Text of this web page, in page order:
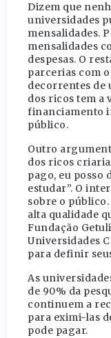
Dizem que
universidades
mensalidades.
mensalidades
despesas. O
parcerias com
decorrentes de
dos ricos tem a
financiamento
público.
Outro
dos ricos
pago, eu posso
estudar”. O
sobre o
alta qualidade
Fundação
Universidades
para definir
As
de 90% da
continuem a
para eximi-las
pode pagar.